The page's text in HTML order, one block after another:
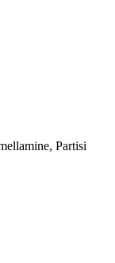
Partisi